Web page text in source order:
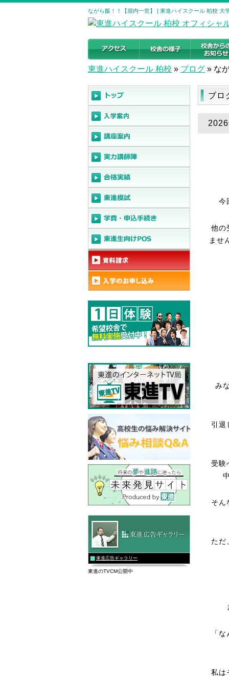
ながら飯！！【堀内一世】 | 東進ハイスクール 柏校 大
東進ハイスクール 柏校 » ブログ » な
ブロ
今
他の
ませ
み
引退
受験
そん
ただ
「
私は
東進広告ギャラリー
東進のTVCM公開中